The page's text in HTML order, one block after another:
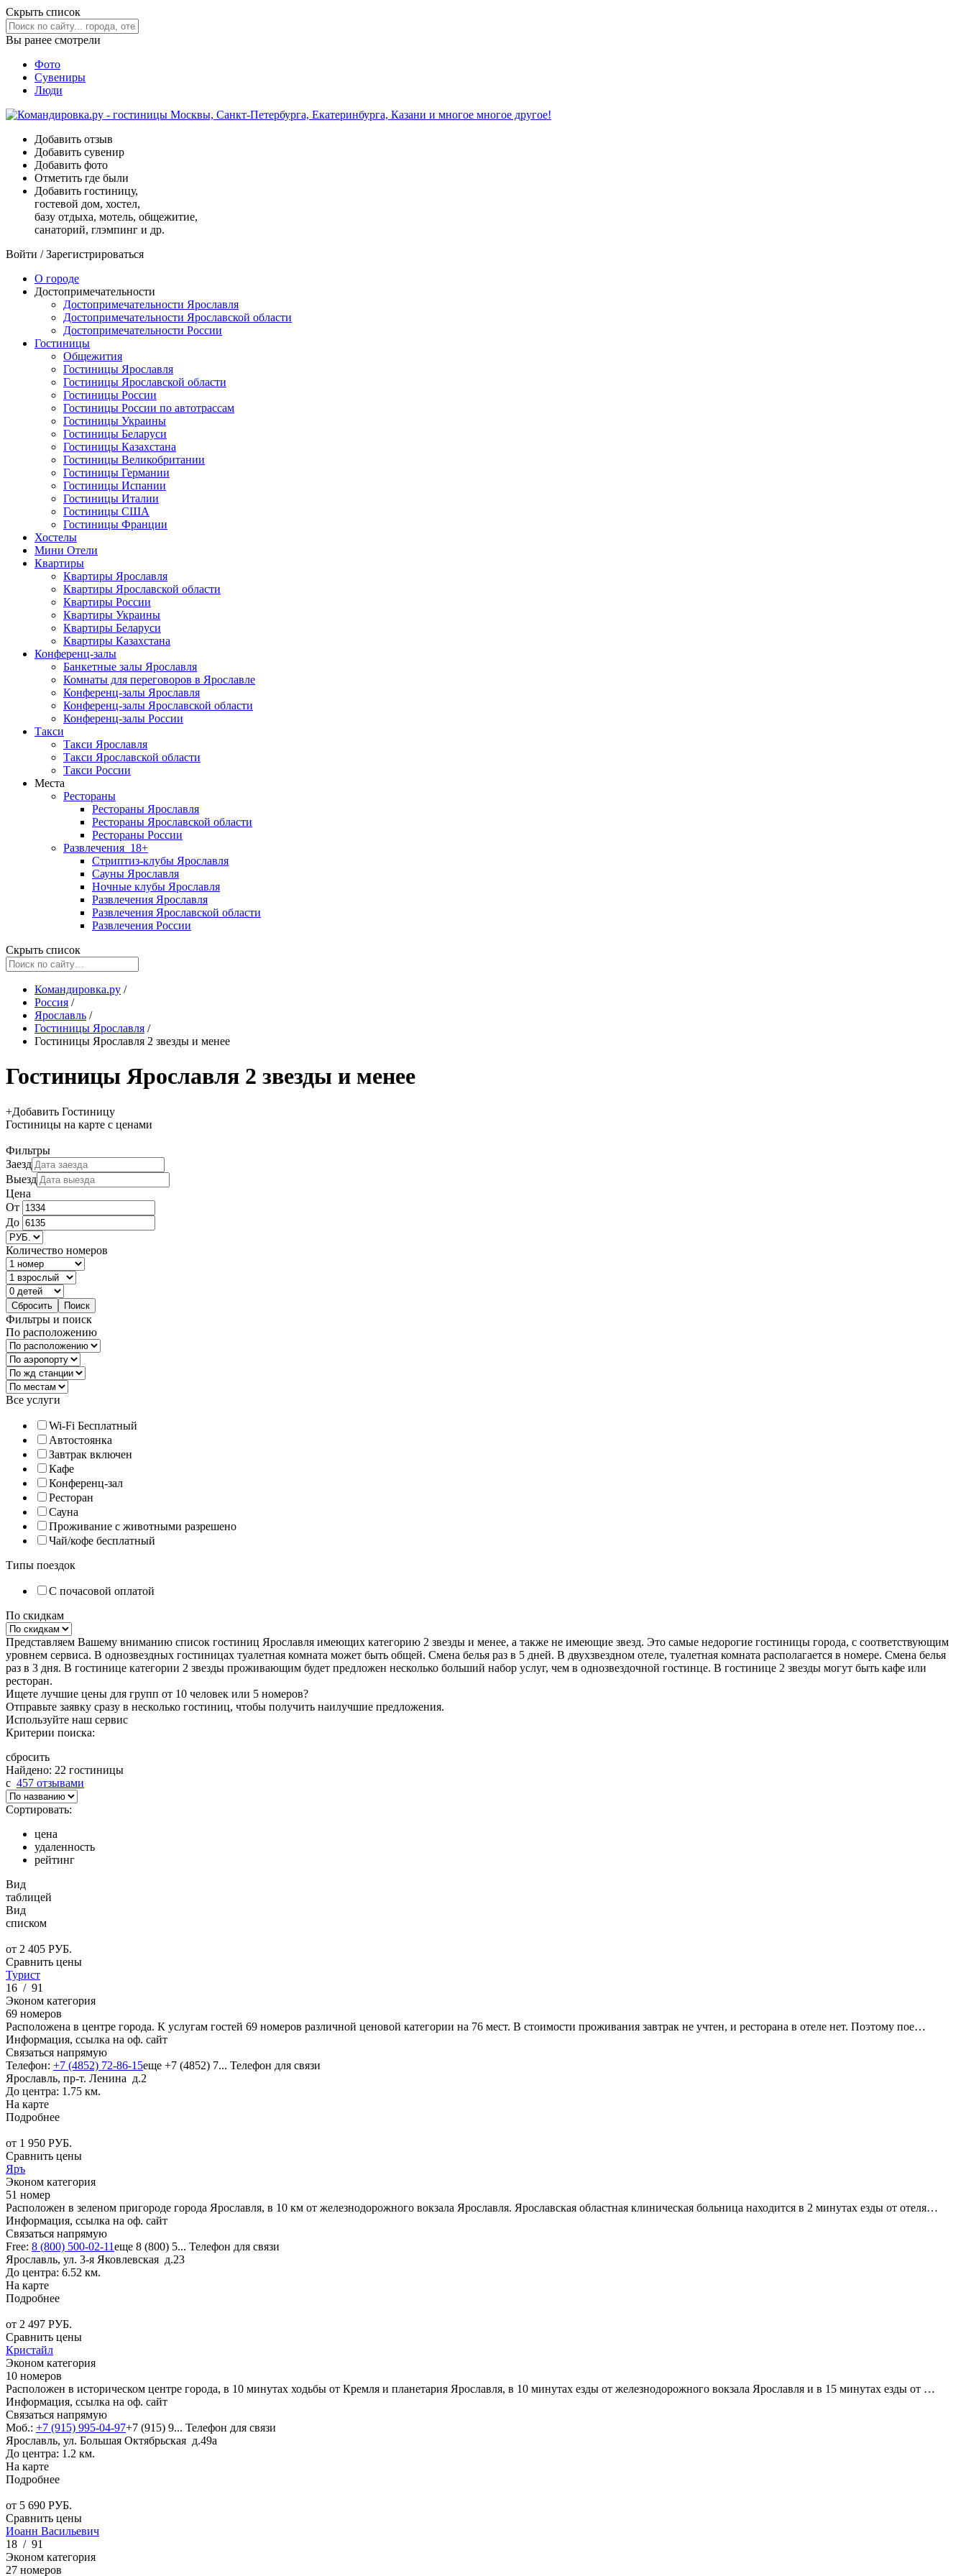
Скрыть список
Вы ранее смотрели
Фото
Сувениры
Люди
Добавить отзыв
Добавить сувенир
Добавить фото
Отметить где были
Добавить гостиницу,
гостевой дом, хостел,
базу отдыха, мотель, общежитие,
санаторий, глэмпинг и др.
Войти /Зарегистрироваться
О городе
Достопримечательности
Достопримечательности Ярославля
Достопримечательности Ярославской области
Достопримечательности России
Гостиницы
Общежития
Гостиницы Ярославля
Гостиницы Ярославской области
Гостиницы России
Гостиницы России по автотрассам
Гостиницы Украины
Гостиницы Беларуси
Гостиницы Казахстана
Гостиницы Великобритании
Гостиницы Германии
Гостиницы Испании
Гостиницы Италии
Гостиницы США
Гостиницы Франции
Хостелы
Мини Отели
Квартиры
Квартиры Ярославля
Квартиры Ярославской области
Квартиры России
Квартиры Украины
Квартиры Беларуси
Квартиры Казахстана
Конференц-залы
Банкетные залы Ярославля
Комнаты для переговоров в Ярославле
Конференц-залы Ярославля
Конференц-залы Ярославской области
Конференц-залы России
Такси
Такси Ярославля
Такси Ярославской области
Такси России
Места
Рестораны
Рестораны Ярославля
Рестораны Ярославской области
Рестораны России
Развлечения 18+
Стриптиз-клубы Ярославля
Сауны Ярославля
Ночные клубы Ярославля
Развлечения Ярославля
Развлечения Ярославской области
Развлечения России
Скрыть список
Командировка.ру /
Россия /
Ярославль /
Гостиницы Ярославля /
Гостиницы Ярославля 2 звезды и менее
Гостиницы Ярославля 2 звезды и менее
+Добавить Гостиницу
Гостиницы на карте с ценами
Фильтры
Заезд
Выезд
Цена
От
До
Количество номеров
Фильтры и поиск
По расположению
Все услуги
Wi-Fi Бесплатный
Автостоянка
Завтрак включен
Кафе
Конференц-зал
Ресторан
Сауна
Проживание с животными разрешено
Чай/кофе бесплатный
Типы поездок
С почасовой оплатой
По скидкам
Представляем Вашему вниманию список гостиниц Ярославля имеющих категорию 2 звезды и менее, а также не имеющие звезд. Это самые недорогие гостиницы города, с соответствующим
уровнем сервиса. В однозвездных гостиницах туалетная комната может быть общей. Смена белья раз в 5 дней. В двухзвездном отеле, туалетная комната располагается в номере. Смена белья
раз в 3 дня. В гостинице категории 2 звезды проживающим будет предложен несколько больший набор услуг, чем в однозвездочной гостинце. В гостинице 2 звезды могут быть кафе или
ресторан.
Ищете лучшие цены для групп от 10 человек или 5 номеров?
Отправьте заявку сразу в несколько гостиниц, чтобы получить наилучшие предложения.
Используйте наш сервис
Критерии поиска:
сбросить
Найдено: 22 гостиницы
c 457 отзывами
Сортировать:
цена
удаленность
рейтинг
Вид
таблицей
Вид
списком
от 2 405 РУБ.
Сравнить цены
Турист
16 / 91
Эконом категория
69 номеров
Расположена в центре города. К услугам гостей 69 номеров различной ценовой категории на 76 мест. В стоимости проживания завтрак не учтен, и ресторана в отеле нет. Поэтому пое…
Информация, ссылка на оф. сайт
Связаться напрямую
Телефон: +7 (4852) 72-86-15еще +7 (4852) 7... Телефон для связи
Ярославль, пр-т. Ленина д.2
До центра: 1.75 км.
На карте
Подробнее
от 1 950 РУБ.
Сравнить цены
Яръ
Эконом категория
51 номер
Расположен в зеленом пригороде города Ярославля, в 10 км от железнодорожного вокзала Ярославля. Ярославская областная клиническая больница находится в 2 минутах езды от отеля…
Информация, ссылка на оф. сайт
Связаться напрямую
Free: 8 (800) 500-02-11еще 8 (800) 5... Телефон для связи
Ярославль, ул. 3-я Яковлевская д.23
До центра: 6.52 км.
На карте
Подробнее
от 2 497 РУБ.
Сравнить цены
Кристайл
Эконом категория
10 номеров
Расположен в историческом центре города, в 10 минутах ходьбы от Кремля и планетария Ярославля, в 10 минутах езды от железнодорожного вокзала Ярославля и в 15 минутах езды от …
Информация, ссылка на оф. сайт
Связаться напрямую
Моб.: +7 (915) 995-04-97+7 (915) 9... Телефон для связи
Ярославль, ул. Большая Октябрьская д.49а
До центра: 1.2 км.
На карте
Подробнее
от 5 690 РУБ.
Сравнить цены
Иоанн Васильевич
18 / 91
Эконом категория
27 номеров